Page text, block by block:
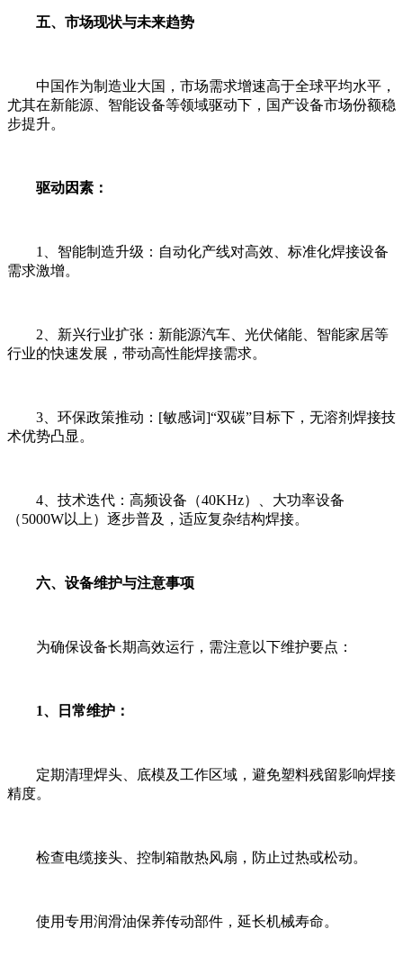
五、市场现状与未来趋势
中国作为制造业大国，市场需求增速高于全球平均水平，
尤其在新能源、智能设备等领域驱动下，国产设备市场份额稳
步提升。
驱动因素：
1、智能制造升级：自动化产线对高效、标准化焊接设备
需求激增。
2、新兴行业扩张：新能源汽车、光伏储能、智能家居等
行业的快速发展，带动高性能焊接需求。
3、环保政策推动：[敏感词]“双碳”目标下，无溶剂焊接技
术优势凸显。
4、技术迭代：高频设备（40KHz）、大功率设备
（5000W以上）逐步普及，适应复杂结构焊接。
六、设备维护与注意事项
为确保设备长期高效运行，需注意以下维护要点：
1、日常维护：
定期清理焊头、底模及工作区域，避免塑料残留影响焊接
精度。
检查电缆接头、控制箱散热风扇，防止过热或松动。
使用专用润滑油保养传动部件，延长机械寿命。